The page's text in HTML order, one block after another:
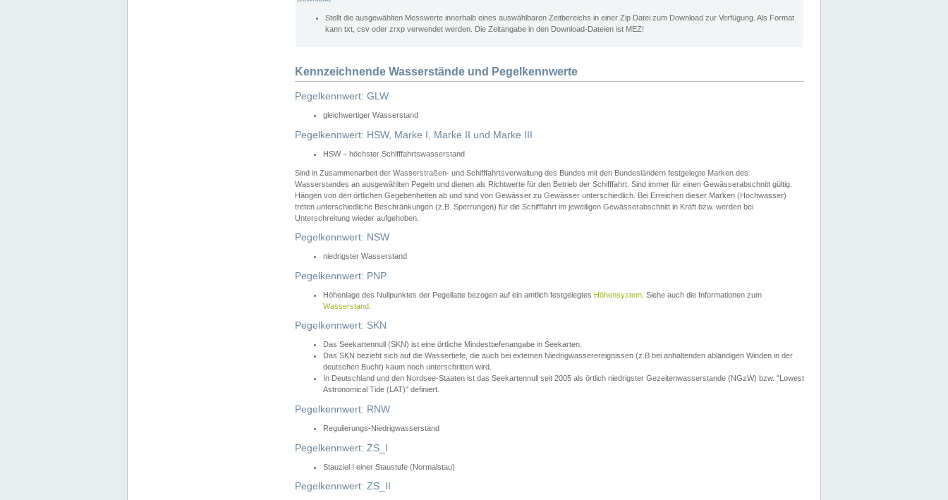
Stellt die ausgewählten Messwerte innerhalb eines auswählbaren Zeitbereichs in einer Zip Datei zum Download zur Verfügung. Als Format
kann txt, csv oder zrxp verwendet werden. Die Zeitangabe in den Download-Dateien ist MEZ!
Kennzeichnende Wasserstände und Pegelkennwerte
Pegelkennwert: GLW
gleichwertiger Wasserstand
Pegelkennwert: HSW, Marke I, Marke II und Marke III
HSW – höchster Schifffahrtswasserstand
Sind in Zusammenarbeit der Wasserstraßen- und Schifffahrtsverwaltung des Bundes mit den Bundesländern festgelegte Marken des
Wasserstandes an ausgewählten Pegeln und dienen als Richtwerte für den Betrieb der Schifffahrt. Sind immer für einen Gewässerabschnitt gültig.
Hängen von den örtlichen Gegebenheiten ab und sind von Gewässer zu Gewässer unterschiedlich. Bei Erreichen dieser Marken (Hochwasser)
treten unterschiedliche Beschränkungen (z.B. Sperrungen) für die Schifffahrt im jeweiligen Gewässerabschnitt in Kraft bzw. werden bei
Unterschreitung wieder aufgehoben.
Pegelkennwert: NSW
niedrigster Wasserstand
Pegelkennwert: PNP
Höhenlage des Nullpunktes der Pegellatte bezogen auf ein amtlich festgelegtes Höhensystem . Siehe auch die Informationen zum
Wasserstand
Pegelkennwert: SKN
Das Seekartennull (SKN) ist eine örtliche Mindesttiefenangabe in Seekarten.
Das SKN bezieht sich auf die Wassertiefe, die auch bei extemen Niedrigwasserereignissen (z.B bei anhaltenden ablandigen Winden in der
deutschen Bucht) kaum noch unterschritten wird.
In Deutschland und den Nordsee-Staaten ist das Seekartennull seit 2005 als örtlich niedrigster Gezeitenwasserstande (NGzW) bzw. "Lowest
Astronomical Tide (LAT)" definiert.
Pegelkennwert: RNW
Regulierungs-Niedrigwasserstand
Pegelkennwert: ZS_I
Stauziel I einer Staustufe (Normalstau)
Pegelkennwert: ZS_II